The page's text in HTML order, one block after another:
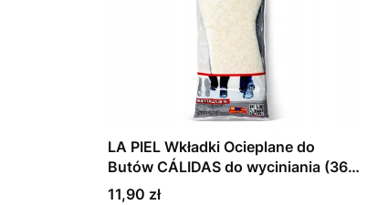
LA PIEL Wkładki Ocieplane do
Butów CÁLIDAS do wyciniania (36 –
46)
Cena
11,90 zł